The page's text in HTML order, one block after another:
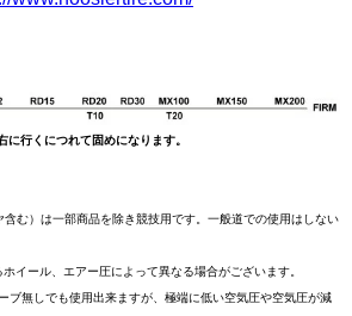
行くにつれて固めになります。
む）は一部商品を除き競技用です。一般道での使用はしない
イール、エアー圧によって異なる場合がございます。
ブ無しでも使用出来ますが、極端に低い空気圧や空気圧が減